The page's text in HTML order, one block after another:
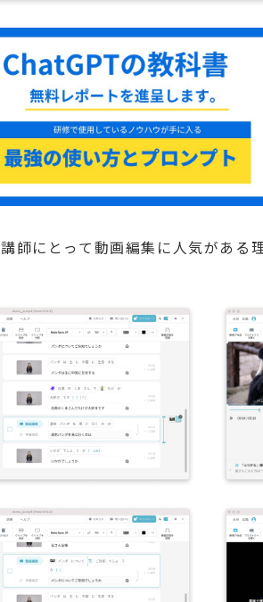
師にとって動画編集に人気がある